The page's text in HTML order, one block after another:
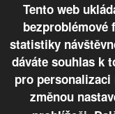
© Copyright
Tento web
bezproblémové
statistiky
dáváte souhlas k
pro
změnou